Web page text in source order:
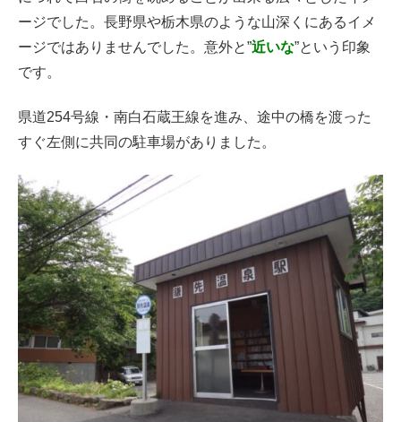
ージでした。長野県や栃木県のような山深くにあるイメ
ージではありませんでした。意外と”近いな”という印象
です。
県道254号線・南白石蔵王線を進み、途中の橋を渡った
すぐ左側に共同の駐車場がありました。